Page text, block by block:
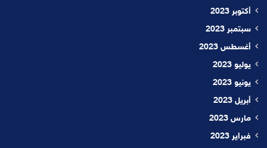
أكتوبر 2023
سبتمبر 2023
أغسطس 2023
يوليو 2023
يونيو 2023
أبريل 2023
مارس 2023
فبراير 2023